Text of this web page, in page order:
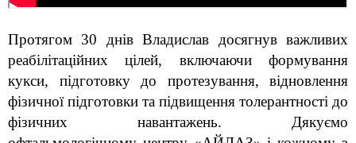
Протягом 30 днів Владислав досягнув важливих
реабілітаційних цілей, включаючи формування
кукси, підготовку до протезування, відновлення
фізичної підготовки та підвищення толерантності до
фізичних навантажень. Дякуємо